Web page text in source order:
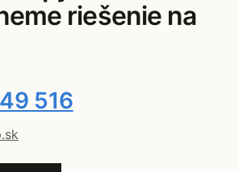
riešenie na
516